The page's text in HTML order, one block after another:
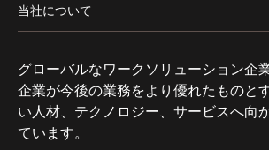
当社について
グローバルなワークソリューション企
企業が今後の業務をより優れたものと
い人材、テクノロジー、サービスへ向
ています。